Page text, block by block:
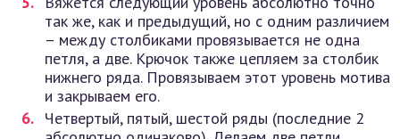
так же, как и предыдущий, но с одним различием
– между столбиками провязывается не одна
петля, а две. Крючок также цепляем за столбик
нижнего ряда. Провязываем этот уровень мотива
и закрываем его.
Четвертый, пятый, шестой ряды (последние 2